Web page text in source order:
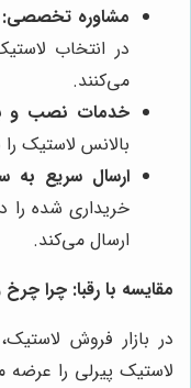
مشاوره تخصصی:
در انتخاب
می‌کنند.
خدمات نصب و
بالانس لاستیک
ارسال سریع به
خریداری شده را
ارسال می‌کند.
مقایسه با رقبا: چرا چرخ
در بازار فروش
لاستیک پیرلی را عرضه